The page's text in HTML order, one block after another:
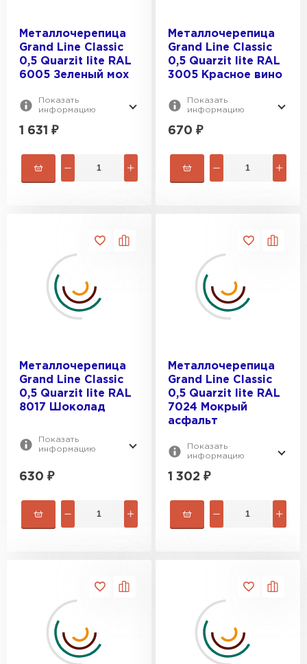
Металлочерепица
Grand Line Classic
0,5 Quarzit lite RAL
6005 Зеленый мох
Показать
информацию
1 631 ₽
Металлочерепица
Grand Line Classic
0,5 Quarzit lite RAL
3005 Красное вино
Показать
информацию
670 ₽
Металлочерепица
Grand Line Classic
0,5 Quarzit lite RAL
8017 Шоколад
Показать
информацию
630 ₽
Металлочерепица
Grand Line Classic
0,5 Quarzit lite RAL
7024 Мокрый
асфальт
Показать
информацию
1 302 ₽